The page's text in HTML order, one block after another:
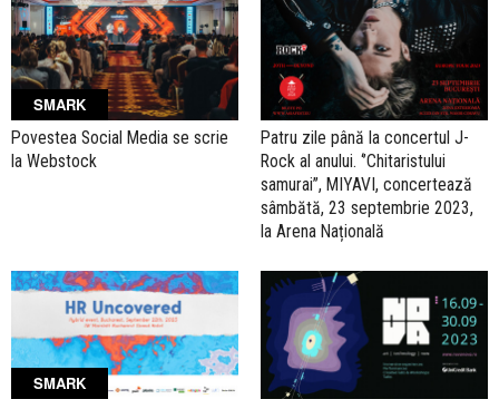
SMARK
Povestea Social Media se scrie
la Webstock
Patru zile până la concertul J-
Rock al anului. ‘’Chitaristului
samurai’’, MIYAVI, concertează
sâmbătă, 23 septembrie 2023,
la Arena Națională
SMARK